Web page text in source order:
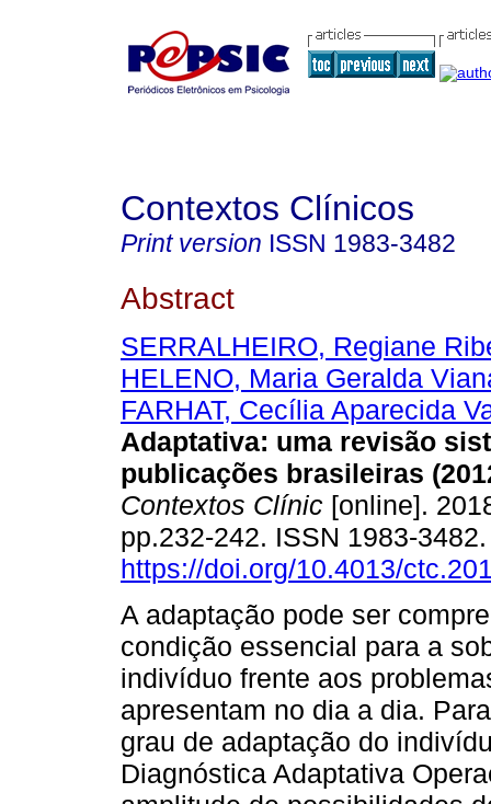
Contextos Clínicos
Print version ISSN 1983-3482
Abstract
SERRALHEIRO, Regiane
HELENO, Maria Geralda
FARHAT, Cecília Aparecida
Adaptativa: uma revisão
publicações brasileiras
Contextos Clínic [online].
pp.232-242. ISSN 1983-
https://doi.org/10.4013/
A adaptação pode ser
condição essencial para a
indivíduo frente aos
apresentam no dia a dia.
grau de adaptação do
Diagnóstica Adaptativa